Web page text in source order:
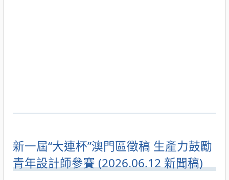
新一屆“大連杯”澳門區徵稿 生產力鼓勵
青年設計師參賽 (2026.06.12 新聞稿)